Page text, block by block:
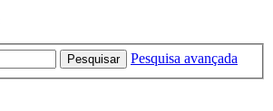
Pesquisar Pesquisa avançada